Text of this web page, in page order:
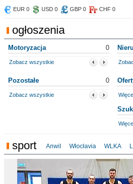
EUR 0 USD 0 GBP 0 CHF 0
ogłoszenia
Motoryzacja 0
Zobacz wszystkie
Pozostałe 0
Zobacz wszystkie
sport Anwil Włocłavia WLKA